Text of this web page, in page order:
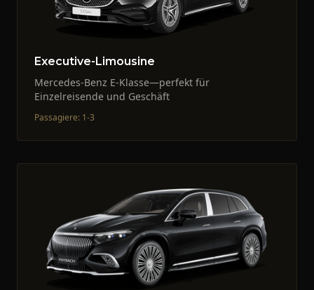
Executive-Limousine
Mercedes-Benz E-Klasse—perfekt für
Einzelreisende und Geschäft
Passagiere: 1-3